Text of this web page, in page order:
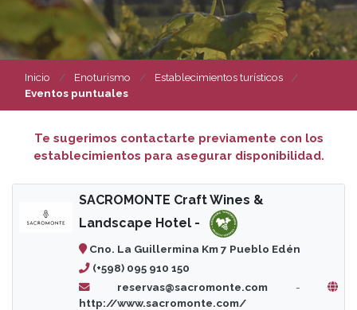
Inicio Enoturismo
Establecimientos turísticos
Eventos puntuales
Te sugerimos contactarte previamente con los
establecimientos para asegurar disponibilidad.
SACROMONTE Craft Wines &
Landscape Hotel -
Cno. La Guillermina Km 7 Pueblo Edén
(+598) 095 910 150
reservas@sacromonte.com -
http://www.sacromonte.com/